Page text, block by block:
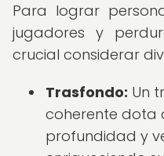
Para lograr
jugadores y
crucial considerar
Trasfondo: Un
coherente dota
profundidad y